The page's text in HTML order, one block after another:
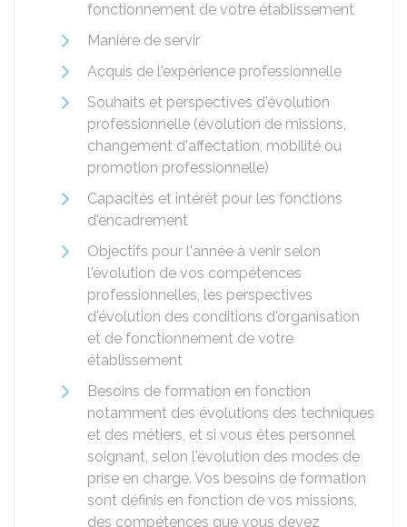
fonctionnement de votre établissement
Manière de servir
Acquis de l'expérience professionnelle
Souhaits et perspectives d'évolution
professionnelle (évolution de missions,
changement d'affectation, mobilité ou
promotion professionnelle)
Capacités et intérêt pour les fonctions
d'encadrement
Objectifs pour l'année à venir selon
l'évolution de vos compétences
professionnelles, les perspectives
d'évolution des conditions d'organisation
et de fonctionnement de votre
établissement
Besoins de formation en fonction
notamment des évolutions des techniques
et des métiers, et si vous êtes personnel
soignant, selon l'évolution des modes de
prise en charge. Vos besoins de formation
sont définis en fonction de vos missions,
des compétences que vous devez